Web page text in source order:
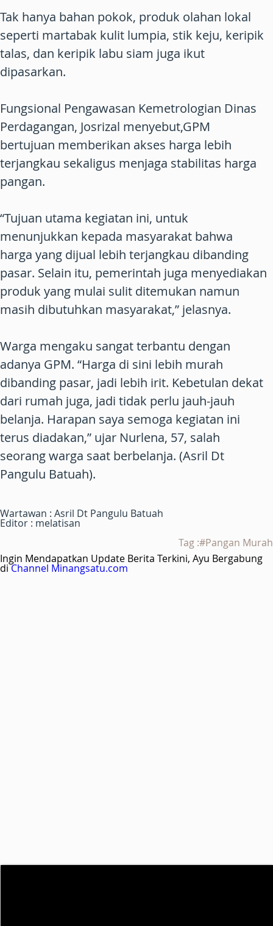
Tak hanya bahan pokok, produk olahan lokal
seperti martabak kulit lumpia, stik keju, keripik
talas, dan keripik labu siam juga ikut
dipasarkan.
Fungsional Pengawasan Kemetrologian Dinas
Perdagangan, Josrizal menyebut,GPM
bertujuan memberikan akses harga lebih
terjangkau sekaligus menjaga stabilitas harga
pangan.
“Tujuan utama kegiatan ini, untuk
menunjukkan kepada masyarakat bahwa
harga yang dijual lebih terjangkau dibanding
pasar. Selain itu, pemerintah juga menyediakan
produk yang mulai sulit ditemukan namun
masih dibutuhkan masyarakat,” jelasnya.
Warga mengaku sangat terbantu dengan
adanya GPM. “Harga di sini lebih murah
dibanding pasar, jadi lebih irit. Kebetulan dekat
dari rumah juga, jadi tidak perlu jauh-jauh
belanja. Harapan saya semoga kegiatan ini
terus diadakan,” ujar Nurlena, 57, salah
seorang warga saat berbelanja. (Asril Dt
Pangulu Batuah).
Wartawan : Asril Dt Pangulu Batuah
Editor : melatisan
Tag :#Pangan Murah
Ingin Mendapatkan Update Berita Terkini, Ayu Bergabung
diChannel Minangsatu.com